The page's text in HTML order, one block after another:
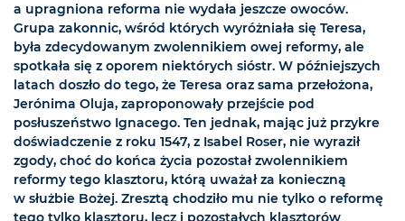
a upragniona reforma nie wydała jeszcze owoców.
Grupa zakonnic, wśród których wyróżniała się Teresa,
była zdecydowanym zwolennikiem owej reformy, ale
spotkała się z oporem niektórych sióstr. W późniejszych
latach doszło do tego, że Teresa oraz sama przełożona,
Jerónima Oluja, zaproponowały przejście pod
posłuszeństwo Ignacego. Ten jednak, mając już przykre
doświadczenie z roku 1547, z Isabel Roser, nie wyraził
zgody, choć do końca życia pozostał zwolennikiem
reformy tego klasztoru, którą uważał za konieczną
w służbie Bożej. Zresztą chodziło mu nie tylko o reformę
tego tylko klasztoru, lecz i pozostałych klasztorów